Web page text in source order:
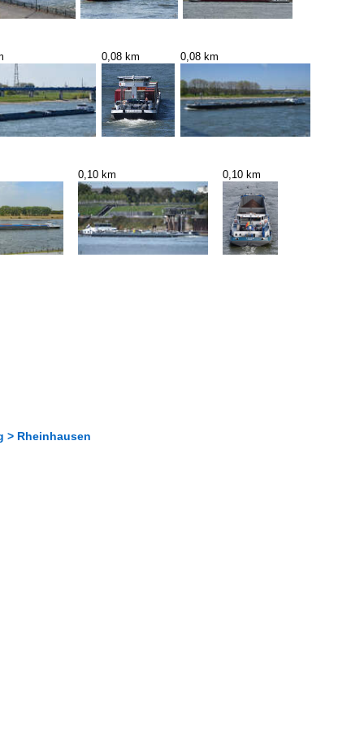
0,08 km 0,08 km
0,10 km 0,10 km
> Rheinhausen